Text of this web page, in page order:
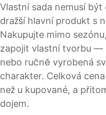
Vlastní sada nemusí
dražší hlavní produkt s
Nakupujte mimo
zapojit vlastní tvorbu —
nebo ručně vyrobená
charakter. Celková
než u kupované, a
dojem.